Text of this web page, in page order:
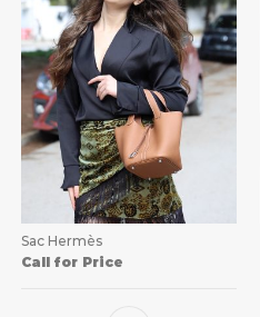
Sac Hermès
Call for Price